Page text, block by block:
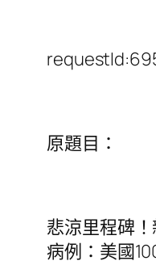
原題目：
悲涼里程碑
病例：美國